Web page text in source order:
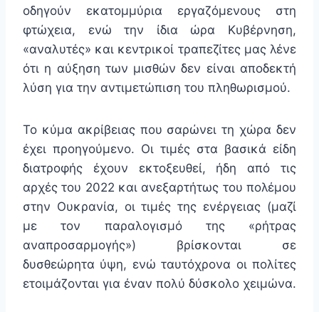
οδηγούν εκατομμύρια εργαζόμενους στη
φτώχεια, ενώ την ίδια ώρα Κυβέρνηση,
«αναλυτές» και κεντρικοί τραπεζίτες μας λένε
ότι η αύξηση των μισθών δεν είναι αποδεκτή
λύση για την αντιμετώπιση του πληθωρισμού.
Το κύμα ακρίβειας που σαρώνει τη χώρα δεν
έχει προηγούμενο. Οι τιμές στα βασικά είδη
διατροφής έχουν εκτοξευθεί, ήδη από τις
αρχές του 2022 και ανεξαρτήτως του πολέμου
στην Ουκρανία, οι τιμές της ενέργειας (μαζί
με τον παραλογισμό της «ρήτρας
αναπροσαρμογής») βρίσκονται σε
δυσθεώρητα ύψη, ενώ ταυτόχρονα οι πολίτες
ετοιμάζονται για έναν πολύ δύσκολο χειμώνα.